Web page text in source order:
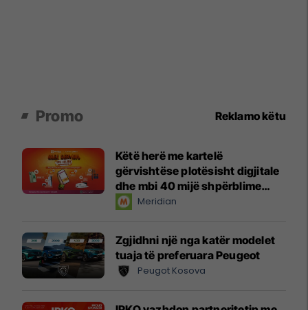
Promo Reklamo këtu
Këtë herë me kartelë
gërvishtëse plotësisht digjitale
dhe mbi 40 mijë shpërblime
instant!Meridian
Zgjidhni një nga katër modelet
tuaja të preferuara Peugeot
Peugot Kosova